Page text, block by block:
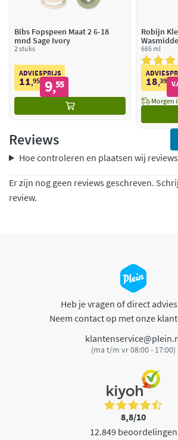
Bibs Fopspeen Maat 2 6-18
mnd Sage Ivory
2 stuks
ADVIESPRIJS
11,95 9,55
Robijn
Secret 19
665 ml
18,39
Morgen
Reviews
Hoe controleren en plaatsen wij
Er zijn nog geen reviews geschreven.
review.
Heb je vragen of direct
Neem contact op met onze
(ma t/m vr 08:00 - 17:00)
8,8/10
12.849 beoordelingen